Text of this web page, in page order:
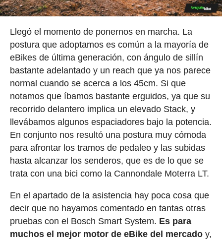
Llegó el momento de ponernos en marcha. La
postura que adoptamos es común a la mayoría de
eBikes de última generación, con ángulo de sillín
bastante adelantado y un reach que ya nos parece
normal cuando se acerca a los 45cm. Si que
notamos que íbamos bastante erguidos, ya que su
recorrido delantero implica un elevado Stack, y
llevábamos algunos espaciadores bajo la potencia.
En conjunto nos resultó una postura muy cómoda
para afrontar los tramos de pedaleo y las subidas
hasta alcanzar los senderos, que es de lo que se
trata con una bici como la Cannondale Moterra LT.
En el apartado de la asistencia hay poca cosa que
decir que no hayamos comentado en tantas otras
pruebas con el Bosch Smart System. Es para
muchos el mejor motor de eBike del mercadoy,